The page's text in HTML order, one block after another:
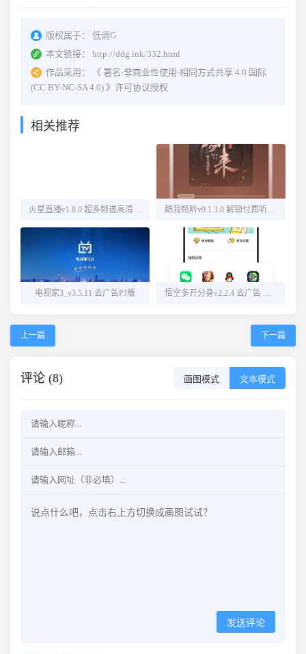
版权属于：
低调G
本文链接：
http://ddg.ink/332.html
作品采用：
《 署名-非商业性使用-相同方式共享 4.0 国际
(CC BY-NC-SA 4.0) 》许可协议授权
相关推荐
火星直播v1.8.0 超多频道高清直播 酷我畅听v9.1.3.0 解锁付费听书源
电视家3_v3.5.11 去广告PJ版 悟空多开分身v2.2.4 去广告 解锁会员
上一篇 下一篇
评论 (8) 画图模式 文本模式
发送评论